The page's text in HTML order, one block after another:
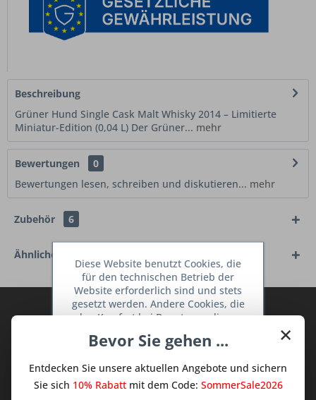
Beschreibung
Grüner Hund Single Cask Malt Whisky 2014 – Limitierte
Miniatur-Edition (0,04 L) Der Grüner... mehr
Bewertungen
0
Bewertungen lesen, schreiben und diskutieren... mehr
Zubehör 6
Ähnliche Artikel
Abonnieren Sie den kostenlosen Deine
Sie keine Neuigkeit oder Aktion mehr aus
×
Bevor Sie gehen ...
Entdecken Sie unsere aktuellen Angebote und sichern
Sie sich 10% Rabattmit dem Code: SommerSale2026
Diese Website benutzt Cookies, die
für den technischen Betrieb der
Website erforderlich sind und stets
gesetzt werden. Andere Cookies, die
den Komfort bei Benutzung dieser
dienen oder die Interaktion mit
Netzwerken vereinfachen sollen,
werden nur mit Ihrer Zustimmung